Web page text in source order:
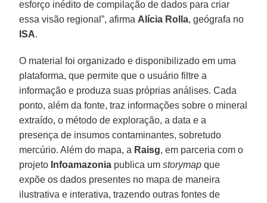
esforço inédito de compilação de dados para criar
essa visão regional”, afirma Alícia Rolla, geógrafa no
ISA.
O material foi organizado e disponibilizado em uma
plataforma, que permite que o usuário filtre a
informação e produza suas próprias análises. Cada
ponto, além da fonte, traz informações sobre o mineral
extraído, o método de exploração, a data e a
presença de insumos contaminantes, sobretudo
mercúrio. Além do mapa, a Raisg, em parceria com o
projeto Infoamazonia publica umstorymap que
expõe os dados presentes no mapa de maneira
ilustrativa e interativa, trazendo outras fontes de